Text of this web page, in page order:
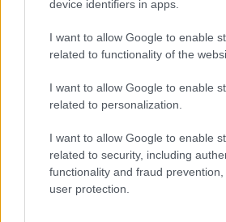
device identifiers in apps.
I want to allow Google to enable
related to functionality of the
I want to allow Google to enable
related to personalization.
I want to allow Google to enable
related to security, including
functionality and fraud
user protection.
Το Minecraft έρχεται στο Nintendo